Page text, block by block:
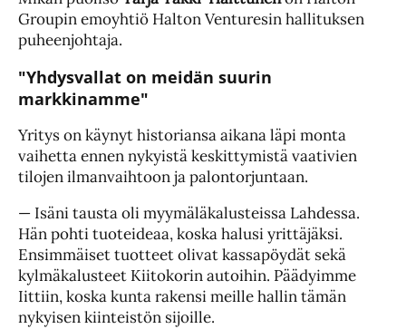
Groupin emoyhtiö Halton Venturesin hallituksen
puheenjohtaja.
"Yhdysvallat on meidän suurin
markkinamme"
Yritys on käynyt historiansa aikana läpi monta
vaihetta ennen nykyistä keskittymistä vaativien
tilojen ilmanvaihtoon ja palontorjuntaan.
— Isäni tausta oli myymäläkalusteissa Lahdessa.
Hän pohti tuoteideaa, koska halusi yrittäjäksi.
Ensimmäiset tuotteet olivat kassapöydät sekä
kylmäkalusteet Kiitokorin autoihin. Päädyimme
Iittiin, koska kunta rakensi meille hallin tämän
nykyisen kiinteistön sijoille.